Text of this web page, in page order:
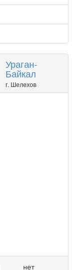
Ураган-
Байкал
г. Шелехов
нет